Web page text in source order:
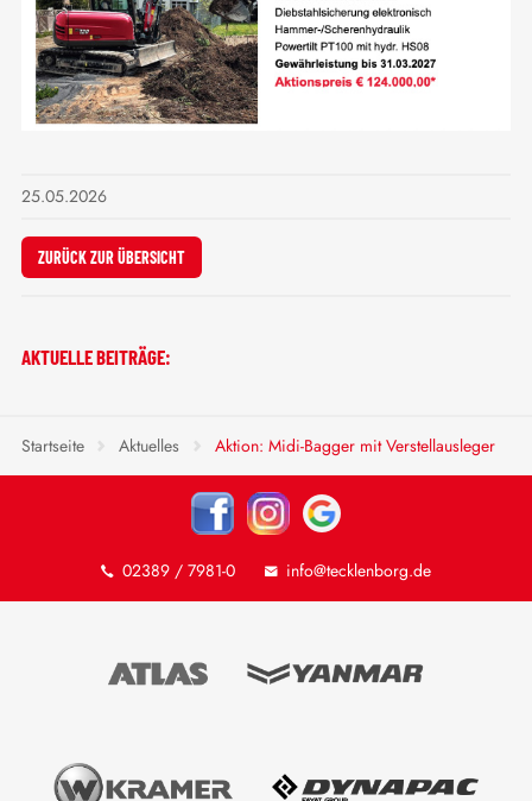
25.05.2026
ZURÜCK ZUR ÜBERSICHT
AKTUELLE BEITRÄGE:
Startseite Aktuelles Aktion: Midi-Bagger mit Verstellausleger
02389 / 7981-0 info@tecklenborg.de